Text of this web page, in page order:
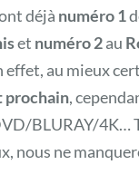
déjà numéro 1
et numéro 2au
effet, au mieux
prochain,
BLURAY/4K…
nous ne